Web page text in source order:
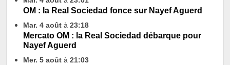
OM : la Real Sociedad fonce sur Nayef Aguerd
Mar. 4 août à 23:18
Mercato OM : la Real Sociedad débarque pour
Nayef Aguerd
Mer. 5 août à 21:03